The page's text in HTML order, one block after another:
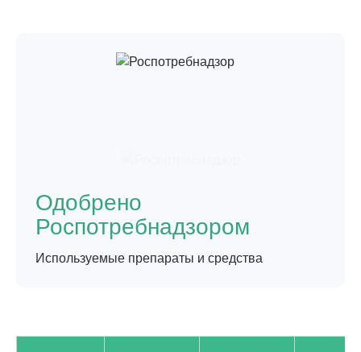
Одобрено
Роспотребнадзором
Используемые препараты и средства